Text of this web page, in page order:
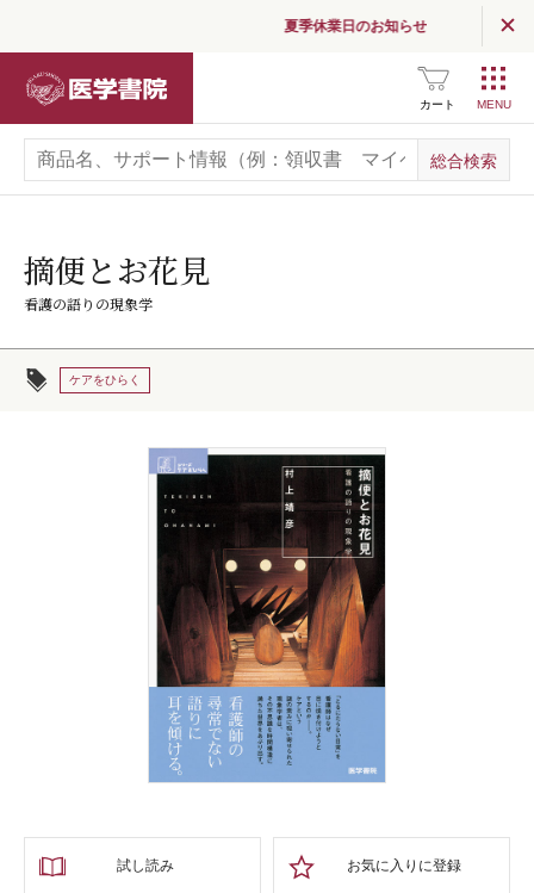
夏季休業日のお知らせ
カート
摘便とお花見
看護の語りの現象学
ケアをひらく
試し読み お気に入りに登録